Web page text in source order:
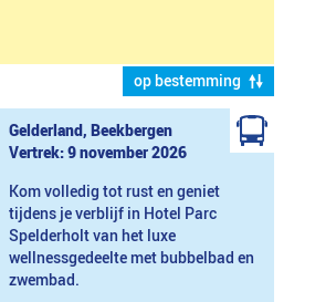
op bestemming
Gelderland, Beekbergen
Vertrek: 9 november 2026
Kom volledig tot rust en geniet
tijdens je verblijf in Hotel Parc
Spelderholt van het luxe
wellnessgedeelte met bubbelbad en
zwembad.